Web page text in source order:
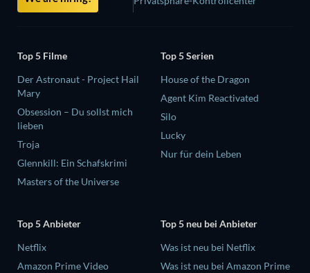
Top 5 Filme
Der Astronaut - Project Hail
Mary
Obsession – Du sollst mich
lieben
Troja
Glennkill: Ein Schafskrimi
Masters of the Universe
Top 5 Serien
House of the Dragon
Agent Kim Reactivated
Silo
Lucky
Nur für dein Leben
Top 5 Anbieter
Netflix
Amazon Prime Video
Top 5 neu bei Anbieter
Was ist neu bei Netflix
Was ist neu bei Amazon Prime